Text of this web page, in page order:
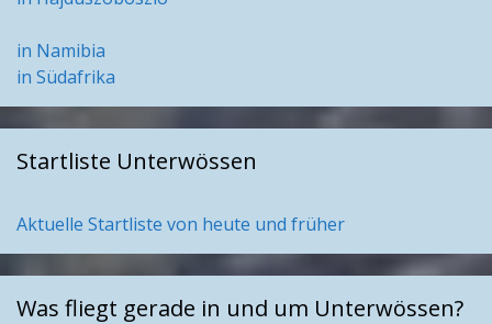
in Namibia
in Südafrika
Startliste Unterwössen
Aktuelle Startliste von heute und früher
Was fliegt gerade in und um Unterwössen?